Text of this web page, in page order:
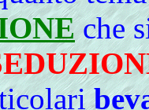
che